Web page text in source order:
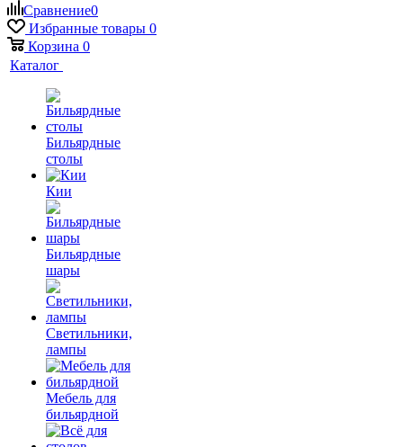
Сравнение0
Избранные товары 0
Корзина 0
Каталог
Бильярдные
столы
Кии
Бильярдные
шары
Светильники,
лампы
Мебель для
бильярдной